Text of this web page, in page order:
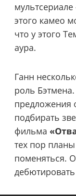
мультсериале
этого камео
что у этого
аура.
Ганн
роль
предложения
подбирать
фильма
тех пор
поменяться.